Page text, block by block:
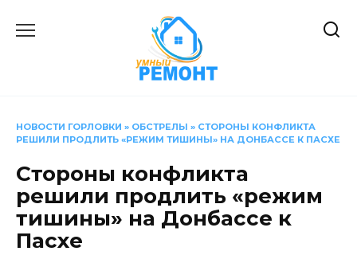
НОВОСТИ ГОРЛОВКИ » ОБСТРЕЛЫ » СТОРОНЫ КОНФЛИКТА
РЕШИЛИ ПРОДЛИТЬ «РЕЖИМ ТИШИНЫ» НА ДОНБАССЕ К ПАСХЕ
Стороны конфликта
решили продлить «режим
тишины» на Донбассе к
Пасхе